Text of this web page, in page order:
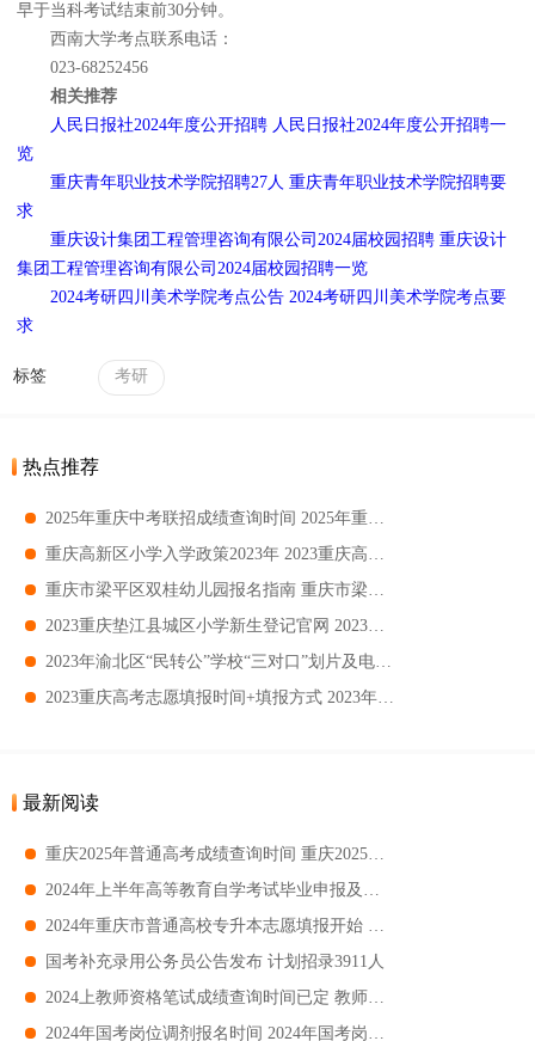
早于当科考试结束前30分钟。
西南大学考点联系电话：
023-68252456
相关推荐
人民日报社2024年度公开招聘 人民日报社2024年度公开招聘一
览
重庆青年职业技术学院招聘27人 重庆青年职业技术学院招聘要
求
重庆设计集团工程管理咨询有限公司2024届校园招聘 重庆设计
集团工程管理咨询有限公司2024届校园招聘一览
2024考研四川美术学院考点公告 2024考研四川美术学院考点要
求
标签 考研
热点推荐
最新阅读
国考补充录用公务员公告发布 计划招录3911人